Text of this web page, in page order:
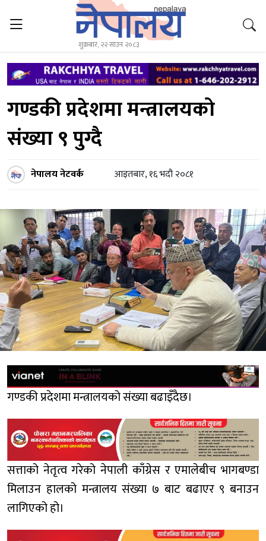
शुक्रबार, २२ साउन २०८३
गण्डकी प्रदेशमा मन्त्रालयको
संख्या ९ पुग्दै
नेपालय नेटवर्क आइतबार, १६ भदौ २०८१
गण्डकी प्रदेशमा मन्त्रालयको संख्या बढाइँदैछ।
सत्ताको नेतृत्व गरेको नेपाली काँग्रेस र एमालेबीच भागबण्डा
मिलाउन हालको मन्त्रालय संख्या ७ बाट बढाएर ९ बनाउन
लागिएको हो।